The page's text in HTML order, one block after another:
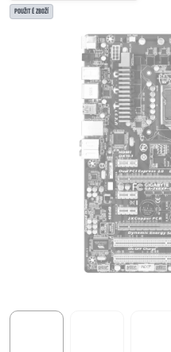
POUŽITÉ ZBOŽÍ